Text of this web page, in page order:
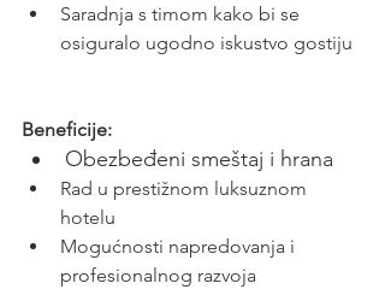
Saradnja s timom kako bi se
osiguralo ugodno iskustvo gostiju
Beneficije:
Obezbeđeni smeštaj i hrana
Rad u prestižnom luksuznom
hotelu
Mogućnosti napredovanja i
profesionalnog razvoja